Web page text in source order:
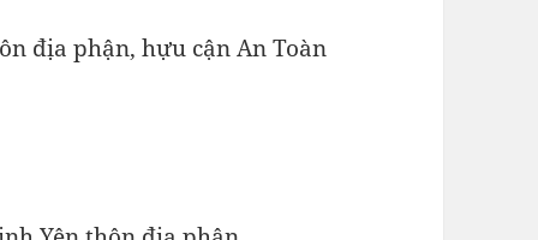
địa phận, hựu cận An Toàn